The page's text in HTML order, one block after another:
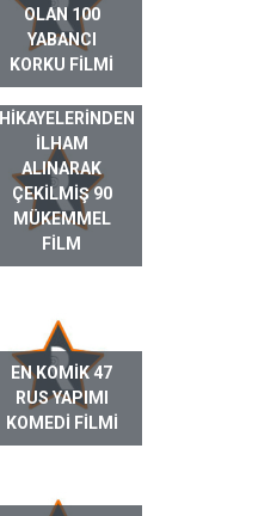
OLAN 100
YABANCI
KORKU FILMI
GERÇEK HAYAT
HIKAYELERINDEN
ILHAM
ALINARAK
ÇEKILMIŞ 90
MÜKEMMEL
FILM
EN KOMIK 47
RUS YAPIMI
KOMEDI FILMI